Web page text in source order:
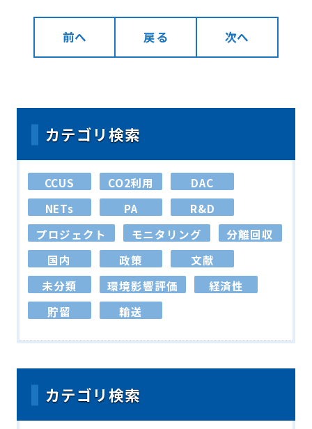
前へ 戻る 次へ
カテゴリ検索
CCUS CO2利用
DAC
NETs
PA
R&D
プロジェクト
モニタリング
分離回収
国内
政策
文献
未分類
環境影響評価
経済性
貯留
輸送
カテゴリ検索